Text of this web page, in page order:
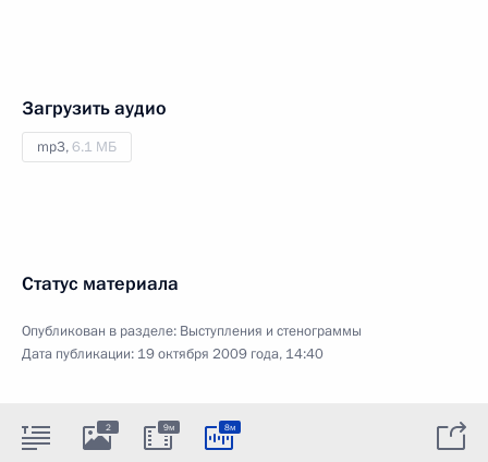
Загрузить аудио
mp3,6.1 МБ
Статус материала
Опубликован в разделе: Выступления и стенограммы
Дата публикации: 19 октября 2009 года, 14:40
2 9м 8м